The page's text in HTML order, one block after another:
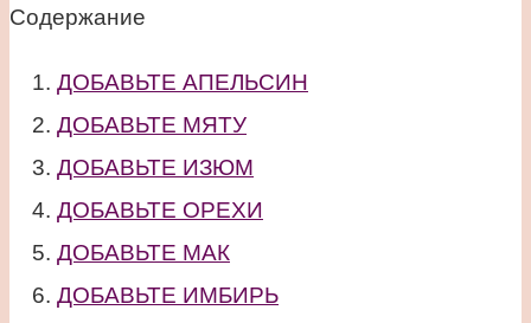
Содержание
ДОБАВЬТЕ АПЕЛЬСИН
ДОБАВЬТЕ МЯТУ
ДОБАВЬТЕ ИЗЮМ
ДОБАВЬТЕ ОРЕХИ
ДОБАВЬТЕ МАК
ДОБАВЬТЕ ИМБИРЬ